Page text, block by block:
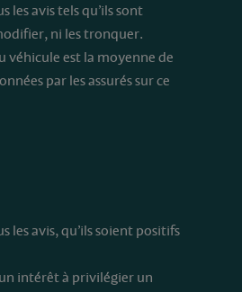
les avis tels qu’ils sont
ni les tronquer.
véhicule est la moyenne de
par les assurés sur ce
les avis, qu’ils soient positifs
intérêt à privilégier un